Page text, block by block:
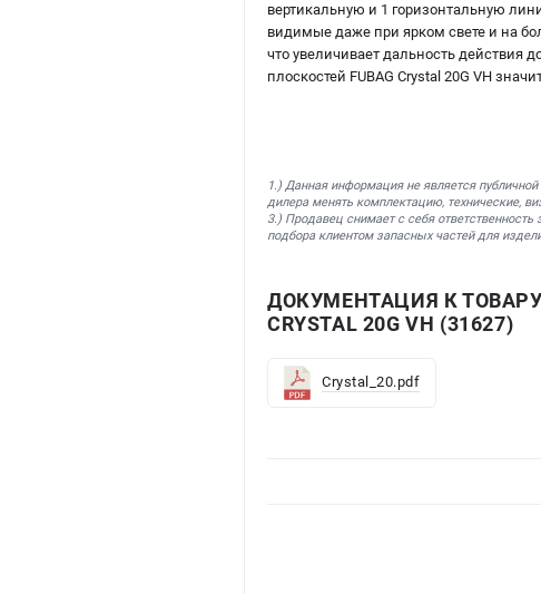
вертикальную и 1 горизонтальную
видимые даже при ярком свете и на
что увеличивает дальность
плоскостей FUBAG Crystal 20G VH
1.) Данная информация не является
дилера менять комплектацию, технические,
3.) Продавец снимает с себя
подбора клиентом запасных частей для
ДОКУМЕНТАЦИЯ К
CRYSTAL 20G VH (31627)
Crystal_20.pdf